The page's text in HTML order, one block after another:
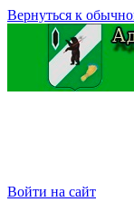
Вернуться к
Войти на сайт